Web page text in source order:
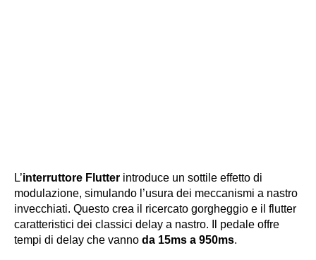
L’interruttore Flutter introduce un sottile effetto di
modulazione, simulando l’usura dei meccanismi a nastro
invecchiati. Questo crea il ricercato gorgheggio e il flutter
caratteristici dei classici delay a nastro. Il pedale offre
tempi di delay che vanno da 15ms a 950ms.